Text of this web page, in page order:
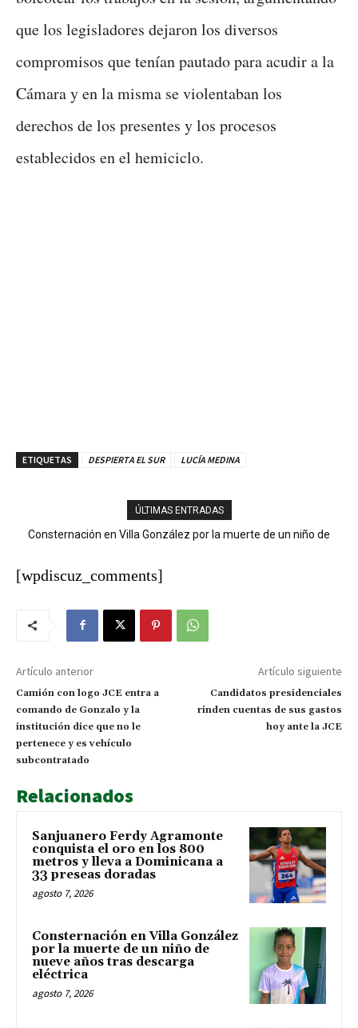
que los legisladores dejaron los diversos
compromisos que tenían pautado para acudir a la
Cámara y en la misma se violentaban los
derechos de los presentes y los procesos
establecidos en el hemiciclo.
ETIQUETAS DESPIERTA EL SUR LUCÍA MEDINA
ÚLTIMAS ENTRADAS
Consternación en Villa González por la muerte de un niño de
Ministerio Público y DNCD desarticulan red de narcotráfico en
[wpdiscuz_comments]
Artículo anterior
Camión con logo JCE entra a
comando de Gonzalo y la
institución dice que no le
pertenece y es vehículo
subcontratado
Artículo siguiente
Candidatos presidenciales
rinden cuentas de sus gastos
hoy ante la JCE
Relacionados
Sanjuanero Ferdy Agramonte
conquista el oro en los 800
metros y lleva a Dominicana a
33 preseas doradas
agosto 7, 2026
Consternación en Villa González
por la muerte de un niño de
nueve años tras descarga
eléctrica
agosto 7, 2026